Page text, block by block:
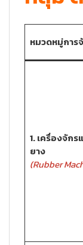
หมวดหมู่การ
1. เครื่องจัก
ยาง
(Rubber